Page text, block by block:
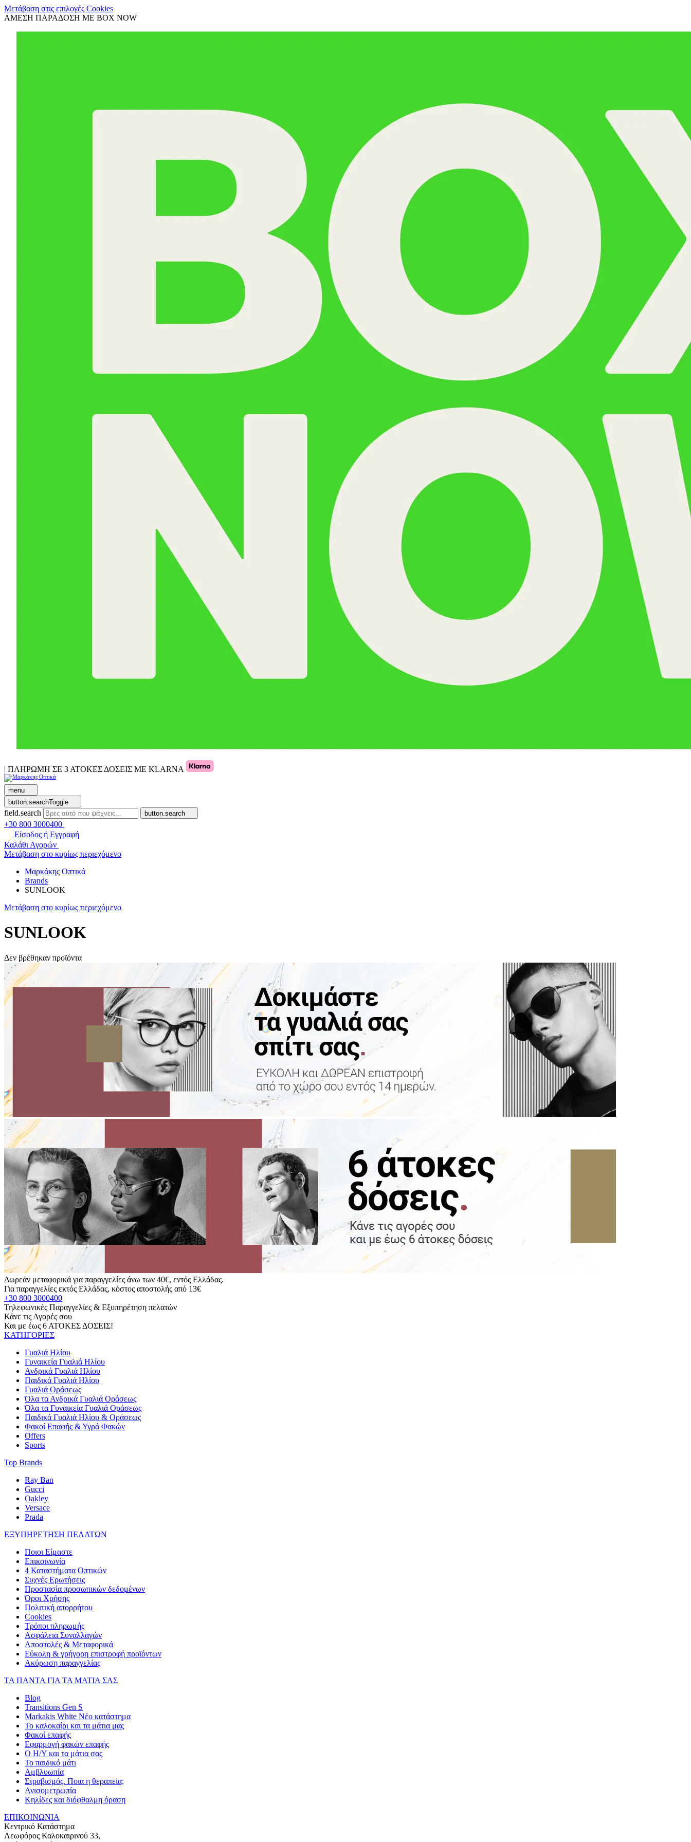
Μετάβαση στις επιλογές Cookies
ΑΜΕΣΗ ΠΑΡΑΔΟΣΗ ΜΕ BOX NOW
| ΠΛΗΡΩΜΗ ΣΕ 3 ΑΤΟΚΕΣ ΔΟΣΕΙΣ ΜΕ KLARNA
menu
button.searchToggle
field.search button.search
+30 800 3000400
Είσοδος ή Εγγραφή
Καλάθι Αγορών
Μετάβαση στο κυρίως περιεχόμενο
Μαρκάκης Οπτικά
Brands
SUNLOOK
Μετάβαση στο κυρίως περιεχόμενο
SUNLOOK
Δεν βρέθηκαν προϊόντα
Δωρεάν μεταφορικά για παραγγελίες άνω των 40€, εντός Ελλάδας.
Για παραγγελίες εκτός Ελλάδας, κόστος αποστολής από 13€
+30 800 3000400
Τηλεφωνικές Παραγγελίες & Εξυπηρέτηση πελατών
Κάνε τις Αγορές σου
Και με έως 6 ΑΤΟΚΕΣ ΔΟΣΕΙΣ!
ΚΑΤΗΓΟΡΙΕΣ
Γυαλιά Ηλίου
Γυναικεία Γυαλιά Ηλίου
Ανδρικά Γυαλιά Ηλίου
Παιδικά Γυαλιά Ηλίου
Γυαλιά Οράσεως
Όλα τα Ανδρικά Γυαλιά Οράσεως
Όλα τα Γυναικεία Γυαλιά Οράσεως
Παιδικά Γυαλιά Ηλίου & Οράσεως
Φακοί Επαφής & Υγρά Φακών
Offers
Sports
Top Brands
Ray Ban
Gucci
Oakley
Versace
Prada
ΕΞΥΠΗΡΕΤΗΣΗ ΠΕΛΑΤΩΝ
Ποιοι Είμαστε
Επικοινωνία
4 Καταστήματα Οπτικών
Συχνές Ερωτήσεις
Προστασία προσωπικών δεδομένων
Όροι Χρήσης
Πολιτική απορρήτου
Cookies
Τρόποι πληρωμής
Ασφάλεια Συναλλαγών
Αποστολές & Μεταφορικά
Εύκολη & γρήγορη επιστροφή προϊόντων
Ακύρωση παραγγελίας
ΤΑ ΠΑΝΤΑ ΓΙΑ ΤΑ ΜΑΤΙΑ ΣΑΣ
Blog
Transitions Gen S
Markakis White Νέο κατάστημα
Το καλοκαίρι και τα μάτια μας
Φακοί επαφής
Εφαρμογή φακών επαφής
Ο Η/Υ και τα μάτια σας
Το παιδικό μάτι
Αμβλυωπία
Στραβισμός. Ποια η θεραπεία;
Ανισομετρωπία
Κηλίδες και διόφθαλμη όραση
ΕΠΙΚΟΙΝΩΝΙΑ
Κεντρικό Κατάστημα
Λεωφόρος Καλοκαιρινού 33,